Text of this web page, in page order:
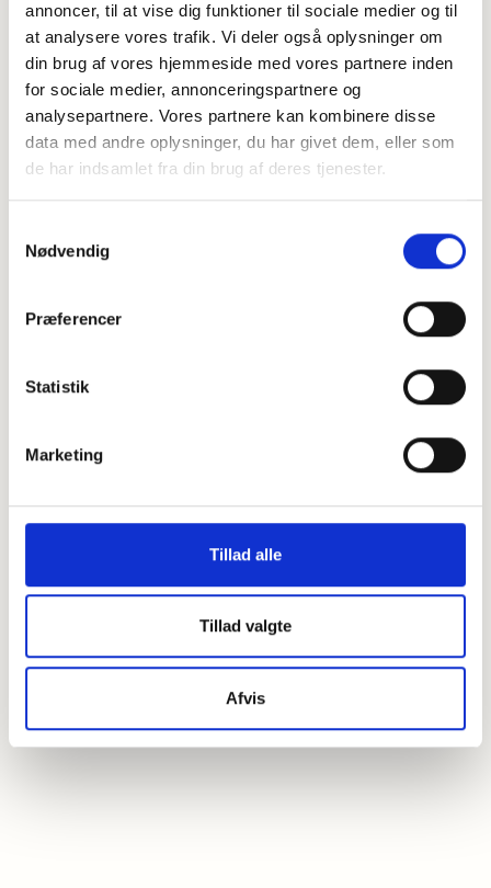
annoncer, til at vise dig funktioner til sociale medier og til
at analysere vores trafik. Vi deler også oplysninger om
din brug af vores hjemmeside med vores partnere inden
for sociale medier, annonceringspartnere og
analysepartnere. Vores partnere kan kombinere disse
data med andre oplysninger, du har givet dem, eller som
de har indsamlet fra din brug af deres tjenester.
Nødvendig
Præferencer
Statistik
Marketing
Tillad alle
Tillad valgte
Afvis